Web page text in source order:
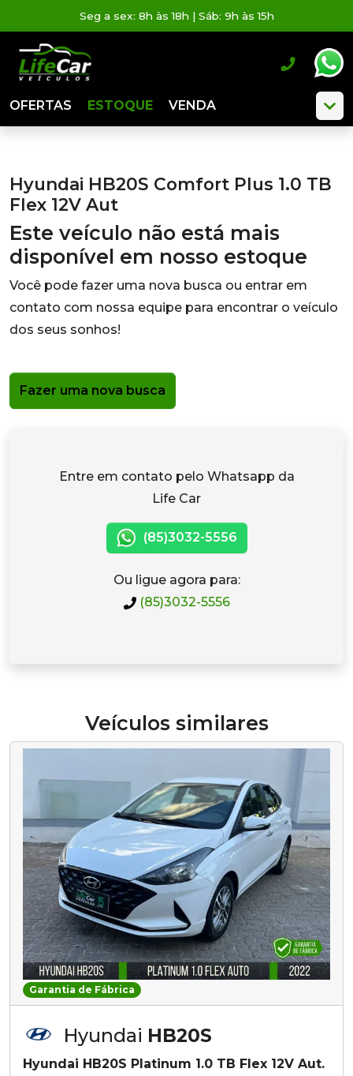
Seg a sex: 8h às 18h | Sáb: 9h às 15h
OFERTAS ESTOQUE VENDA
Hyundai HB20S Comfort Plus 1.0 TB
Flex 12V Aut
Este veículo não está mais
disponível em nosso estoque
Você pode fazer uma nova busca ou entrar em
contato com nossa equipe para encontrar o veículo
dos seus sonhos!
Fazer uma nova busca
Entre em contato pelo Whatsapp da
Life Car
(85)3032-5556
Ou ligue agora para:
(85)3032-5556
Veículos similares
Garantia de Fábrica
Hyundai HB20S
Hyundai HB20S Platinum 1.0 TB Flex 12V Aut.